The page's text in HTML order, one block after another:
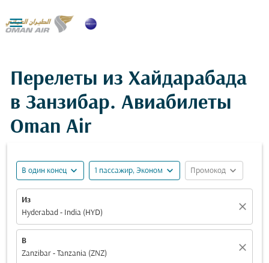

Перелеты из Хайдарабада
в Занзибар. Авиабилеты
Oman Air
В один конец expand_more 1 пассажир, Эконом expand_more Промокод expand_more
Из
Hyderabad - India (HYD)
close
В
Zanzibar - Tanzania (ZNZ)
close